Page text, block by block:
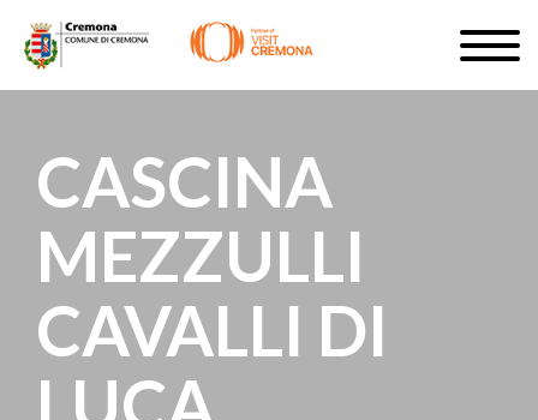
Salta
contenuto
ISCRIVITI
IT
#turismocremona
CASCINA
MEZZULLI
CAVALLI DI